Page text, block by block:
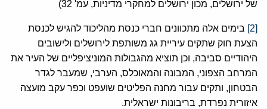
של ירושלים, מכון ירושלים למחקרי מדיניות, עמ' 32)
[2]
בימים אלה מתכוונים חברי כנסת מהליכוד להגיש לכנסת
הצעת חוק שתקים עיריית גג משותפת לירושלים ולישובים
היהודיים סביבה, וכן תוציא מהגבולות המוניציפליים של העיר את
המרחב הצפוני, המבונה והמאוכלס, הערבי, שמעבר לגדר
הבטחון, ותקים עבור מחנה הפליטים שועפט וכפר עקב מועצה
איזורית נפרדת, בריבונות ישראלית.